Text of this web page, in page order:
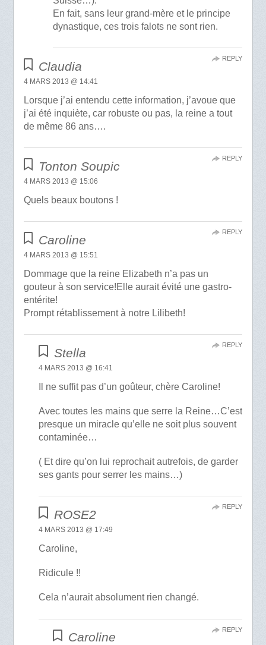
En fait, sans leur grand-mère et le principe
dynastique, ces trois falots ne sont rien.
Claudia
4 MARS 2013 @ 14:41
Lorsque j’ai entendu cette information, j’avoue que
j’ai été inquiète, car robuste ou pas, la reine a tout
de même 86 ans….
REPLY
Tonton Soupic
4 MARS 2013 @ 15:06
Quels beaux boutons !
REPLY
Caroline
4 MARS 2013 @ 15:51
Dommage que la reine Elizabeth n’a pas un
gouteur à son service!Elle aurait évité une gastro-
entérite!
Prompt rétablissement à notre Lilibeth!
REPLY
Stella
4 MARS 2013 @ 16:41
Il ne suffit pas d’un goûteur, chère Caroline!
Avec toutes les mains que serre la Reine…C’est
presque un miracle qu’elle ne soit plus souvent
contaminée…
( Et dire qu’on lui reprochait autrefois, de garder
ses gants pour serrer les mains…)
REPLY
ROSE2
4 MARS 2013 @ 17:49
Caroline,
Ridicule !!
Cela n’aurait absolument rien changé.
REPLY
Caroline
REPLY